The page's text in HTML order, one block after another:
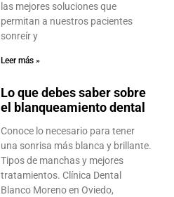
las mejores soluciones que
permitan a nuestros pacientes
sonreír y
Leer más »
Lo que debes saber sobre
el blanqueamiento dental
Conoce lo necesario para tener
una sonrisa más blanca y brillante.
Tipos de manchas y mejores
tratamientos. Clínica Dental
Blanco Moreno en Oviedo,